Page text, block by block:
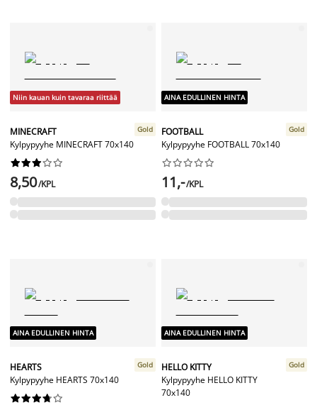
Niin kauan kuin tavaraa riittää
MINECRAFT
Kylpypyyhe MINECRAFT 70x140
Gold






8,50/KPL
AINA EDULLINEN HINTA
FOOTBALL
Kylpypyyhe FOOTBALL 70x140
Gold






11,-/KPL
AINA EDULLINEN HINTA
HEARTS
Kylpypyyhe HEARTS 70x140
Gold






AINA EDULLINEN HINTA
HELLO KITTY
Kylpypyyhe HELLO KITTY
70x140
Gold